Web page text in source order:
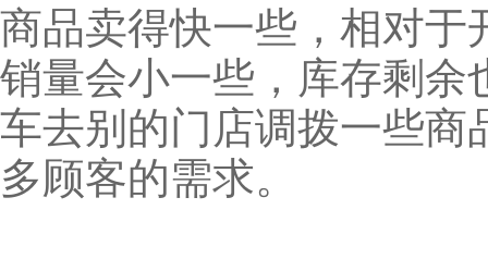
商品卖得快一些，相对
销量会小一些，库存剩
车去别的门店调拨一些
多顾客的需求。